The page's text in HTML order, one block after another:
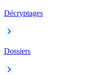
Décryptages
Dossiers